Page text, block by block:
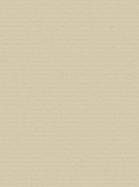
of dynamic
confidit/www/cms/
of dynamic
users/confidit/
of dynamic
users/confidit/